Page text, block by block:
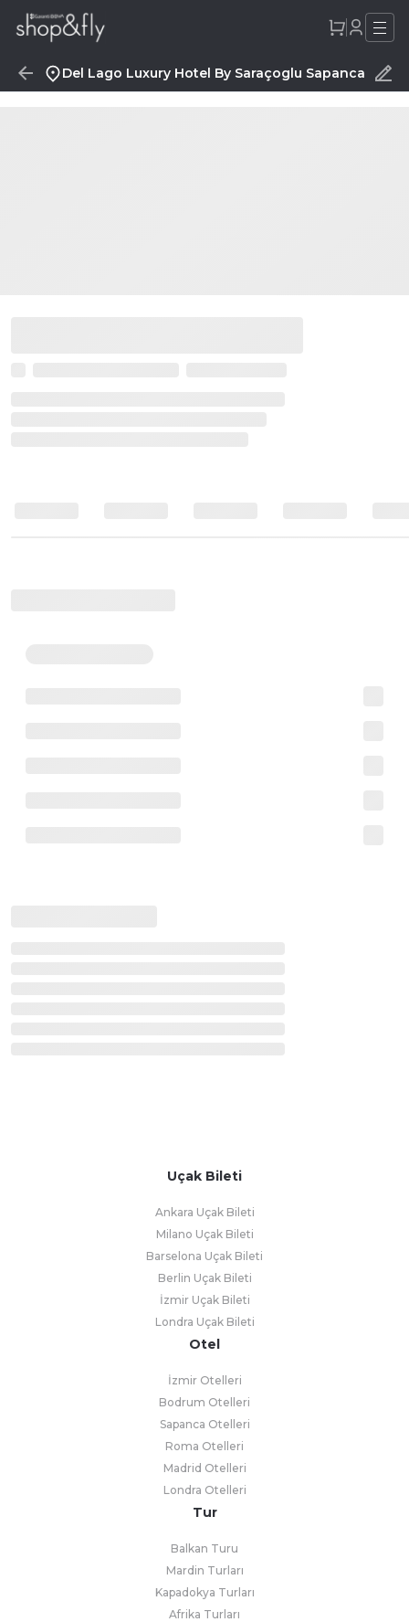
Del Lago Luxury Hotel By Saraçoglu Sapanca
Uçak Bileti
Ankara Uçak Bileti
Milano Uçak Bileti
Barselona Uçak Bileti
Berlin Uçak Bileti
İzmir Uçak Bileti
Londra Uçak Bileti
Otel
İzmir Otelleri
Bodrum Otelleri
Sapanca Otelleri
Roma Otelleri
Madrid Otelleri
Londra Otelleri
Tur
Balkan Turu
Mardin Turları
Kapadokya Turları
Afrika Turları